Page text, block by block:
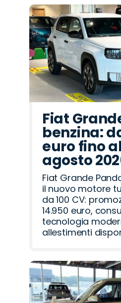
Fiat
benzina:
euro fino
agosto
Fiat Grande
il nuovo motore
da 100 CV:
14.950 euro,
tecnologia
allestimenti